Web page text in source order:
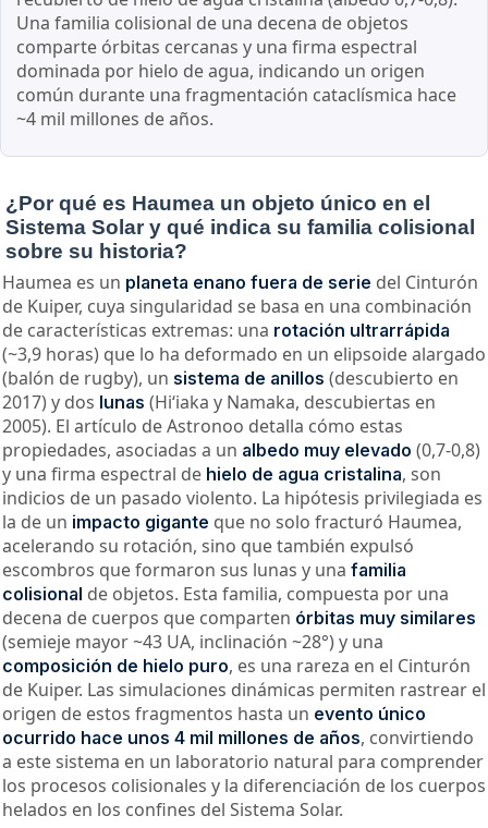
Una familia colisional de una decena de objetos
comparte órbitas cercanas y una firma espectral
dominada por hielo de agua, indicando un origen
común durante una fragmentación cataclísmica hace
~4 mil millones de años.
¿Por qué es Haumea un objeto único en el
Sistema Solar y qué indica su familia colisional
sobre su historia?
Haumea es un planeta enano fuera de serie del Cinturón
de Kuiper, cuya singularidad se basa en una combinación
de características extremas: una rotación ultrarrápida
(~3,9 horas) que lo ha deformado en un elipsoide alargado
(balón de rugby), un sistema de anillos (descubierto en
2017) y dos lunas (Hiʻiaka y Namaka, descubiertas en
2005). El artículo de Astronoo detalla cómo estas
propiedades, asociadas a un albedo muy elevado (0,7-0,8)
y una firma espectral de hielo de agua cristalina, son
indicios de un pasado violento. La hipótesis privilegiada es
la de un impacto gigante que no solo fracturó Haumea,
acelerando su rotación, sino que también expulsó
escombros que formaron sus lunas y una familia
colisional de objetos. Esta familia, compuesta por una
decena de cuerpos que comparten órbitas muy similares
(semieje mayor ~43 UA, inclinación ~28°) y una
composición de hielo puro, es una rareza en el Cinturón
de Kuiper. Las simulaciones dinámicas permiten rastrear el
origen de estos fragmentos hasta un evento único
ocurrido hace unos 4 mil millones de años, convirtiendo
a este sistema en un laboratorio natural para comprender
los procesos colisionales y la diferenciación de los cuerpos
helados en los confines del Sistema Solar.